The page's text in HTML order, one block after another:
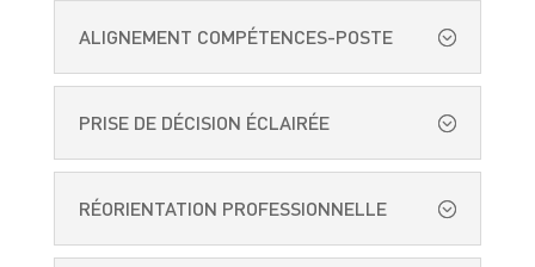
ALIGNEMENT COMPÉTENCES-POSTE
PRISE DE DÉCISION ÉCLAIRÉE
RÉORIENTATION PROFESSIONNELLE